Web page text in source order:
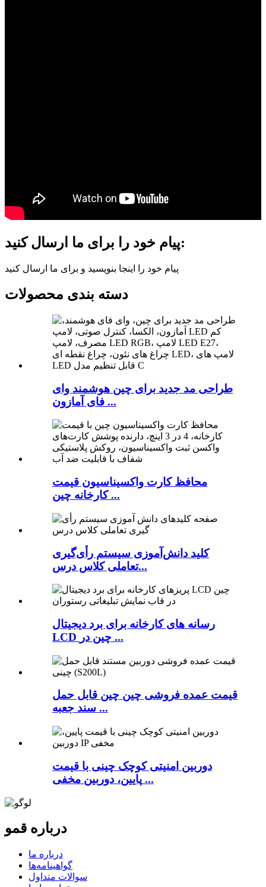
پیام خود را برای ما ارسال کنید:
پیام خود را اینجا بنویسید و برای ما ارسال کنید
دسته بندی محصولات
طراحی مد جدید برای چین هوشمند وای
فای آمازون ...
محافظ کارت واکسیناسیون قیمت
کارخانه چین ...
کلید دانش‌آموزی سیستم رأی‌گیری
تعاملی کلاس درس...
رسانه های کارخانه برای برد دیجیتال
LCD چین در ...
قیمت عمده فروشی چین چین قابل حمل
سند جعبه ...
دوربین امنیتی کوچک چینی با قیمت
پایین، دوربین مخفی ...
درباره قمو
درباره ما
گواهینامه‌ها
سوالات متداول